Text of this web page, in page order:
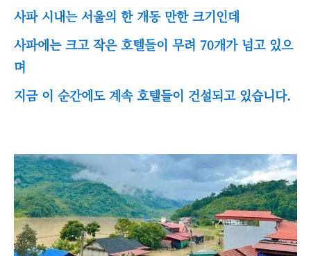
사파 시내는 서울의 한 개동 만한 크기인데
사파에는 크고 작은 호텔들이 무려 70개가 넘고 있으
며
지금 이 순간에도 계속 호텔들이 건설되고 있습니다.